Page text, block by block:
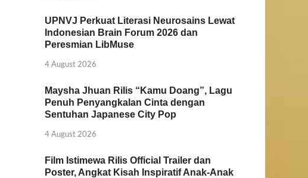
UPNVJ Perkuat Literasi Neurosains Lewat
Indonesian Brain Forum 2026 dan
Peresmian LibMuse
4 August 2026
Maysha Jhuan Rilis “Kamu Doang”, Lagu
Penuh Penyangkalan Cinta dengan
Sentuhan Japanese City Pop
4 August 2026
Film Istimewa Rilis Official Trailer dan
Poster, Angkat Kisah Inspiratif Anak-Anak